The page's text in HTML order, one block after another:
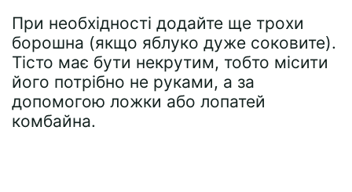
При необхідності додайте ще трохи
борошна (якщо яблуко дуже соковите).
Тісто має бути некрутим, тобто місити
його потрібно не руками, а за
допомогою ложки або лопатей
комбайна.